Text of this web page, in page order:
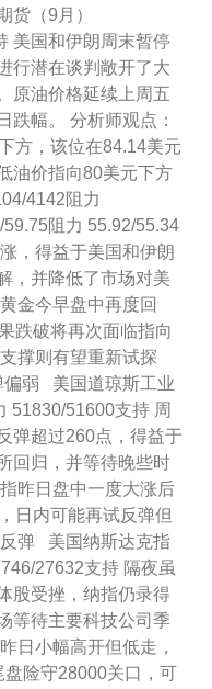
（9月）
美国和伊朗周末暂停
行潜在谈判敞开了大
原油价格延续上周五
跌幅。 分析师观点：
方，该位在84.14美元
油价指向80美元下方
4142阻力
阻力 55.92/55.34
，得益于美国和伊朗
，并降低了市场对美
金今早盘中再度回
跌破将再次面临指向
撑则有望重新试探
偏弱 美国道琼斯工业
51830/51600支持 周
弹超过260点，得益于
回归，并等待晚些时
昨日盘中一度大涨后
日内可能再试反弹但
弹 美国纳斯达克指
27632支持 隔夜虽
股受挫，纳指仍录得
等待主要科技公司季
日小幅高开但低走，
险守28000关口，可